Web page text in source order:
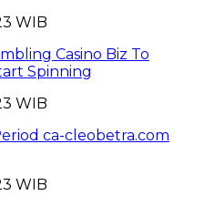
WIB
Casino Biz To
Spinning
WIB
ca-cleobetra.com
WIB